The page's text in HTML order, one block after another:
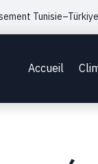
Tunisie–Türkiye
Accueil